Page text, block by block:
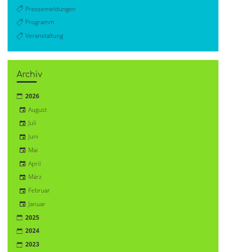
Pressemeldungen
Programm
Veranstaltung
Archiv
2026
August
Juli
Juni
Mai
April
März
Februar
Januar
2025
2024
2023